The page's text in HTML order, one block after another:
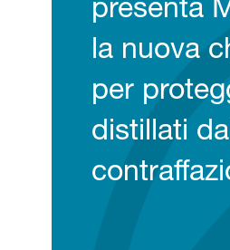
presenta
la nuova
per
distillati